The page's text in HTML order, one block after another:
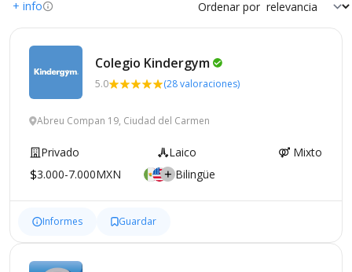
+ info Ordenar por
Colegio Kindergym
5.0 (28 valoraciones)
Abreu Compan 19, Ciudad del Carmen
Privado Laico
Mixto
3.000-7.000MXN
Bilingüe
Informes Guardar